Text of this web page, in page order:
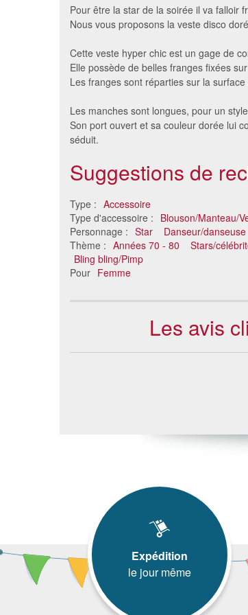
Pour être la star de la soirée il va falloir
Nous vous proposons la veste disco
Cette veste hyper chic est un gage de
Elle possède de belles franges fixées
Les franges sont réparties sur la
Les manches sont longues, pour un
Son port ouvert et sa couleur dorée lui
séduit.
Suggestions de
Type : Accessoire
Type d'accessoire : Blouson/Manteau/
Personnage : Star
Danseur/danseuse
Thème : Années 70 - 80 Stars/
Bling bling/Pimp
Pour Femme
pour femme
56 €
Les avis
Expédition
le jour même